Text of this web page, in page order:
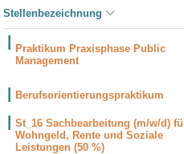
Stellenbezeichnung
Praktikum Praxisphase Public
Management
Berufsorientierungspraktikum
St_16 Sachbearbeitung (m/w/d)
Wohngeld, Rente und Soziale
Leistungen (50 %)